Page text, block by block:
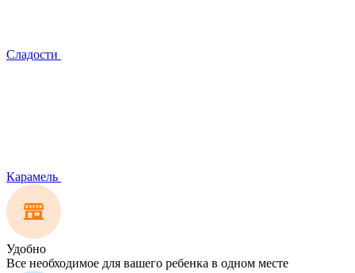
Сладости
Карамель
Удобно
Все необходимое для вашего ребенка в одном месте